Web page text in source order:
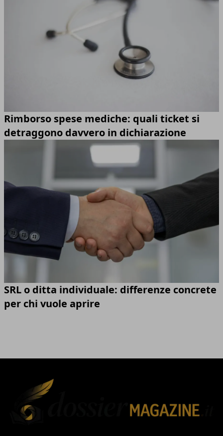
Rimborso spese mediche: quali ticket si
detraggono davvero in dichiarazione
SRL o ditta individuale: differenze concrete
per chi vuole aprire